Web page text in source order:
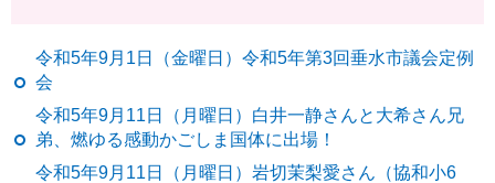
令和5年9月1日（金曜日）令和5年第3回垂水市議会定例
会
令和5年9月11日（月曜日）白井一静さんと大希さん兄
弟、燃ゆる感動かごしま国体に出場！
令和5年9月11日（月曜日）岩切茉梨愛さん（協和小6